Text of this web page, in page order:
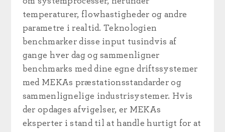
temperaturer, flowhastigheder og andre
parametre i realtid. Teknologien
benchmarker disse input tusindvis af
gange hver dag og sammenligner
benchmarks med dine egne driftssystemer
med MEKAs præstationsstandarder og
sammenlignelige industrisystemer. Hvis
der opdages afvigelser, er MEKAs
eksperter i stand til at handle hurtigt for at